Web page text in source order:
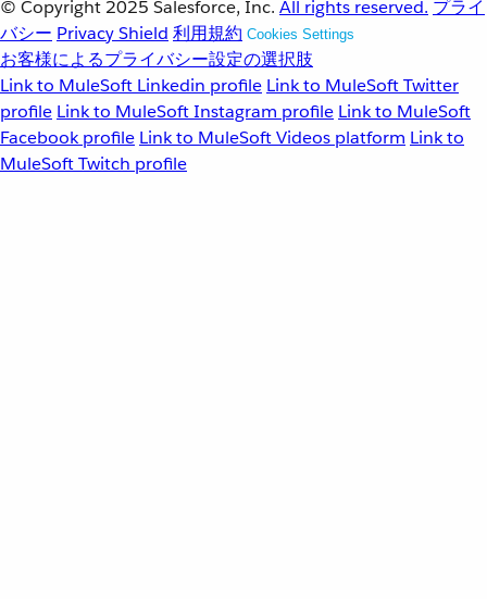
© Copyright 2025 Salesforce, Inc. All rights reserved. プライ
バシー Privacy Shield 利用規約 Cookies Settings
お客様によるプライバシー設定の選択肢
Link to MuleSoft Linkedin profile Link to MuleSoft Twitter
profile Link to MuleSoft Instagram profile Link to MuleSoft
Facebook profile Link to MuleSoft Videos platform Link to
MuleSoft Twitch profile